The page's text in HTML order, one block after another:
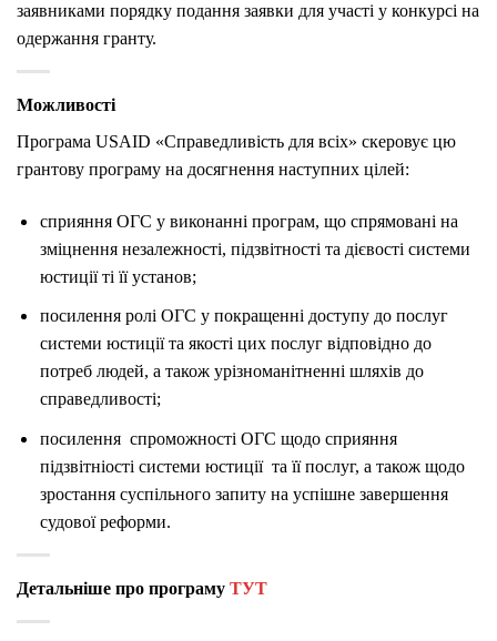
заявниками порядку подання заявки для участі у конкурсі на
одержання гранту.
Можливості
Програма USAID «Справедливість для всіх» скеровує цю
грантову програму на досягнення наступних цілей:
сприяння ОГС у виконанні програм, що спрямовані на
зміцнення незалежності, підзвітності та дієвості системи
юстиції ті її установ;
посилення ролі ОГС у покращенні доступу до послуг
системи юстиції та якості цих послуг відповідно до
потреб людей, а також урізноманітненні шляхів до
справедливості;
посилення спроможності ОГС щодо сприяння
підзвітніості системи юстиції та її послуг, а також щодо
зростання суспільного запиту на успішне завершення
судової реформи.
Детальніше про програму ТУТ